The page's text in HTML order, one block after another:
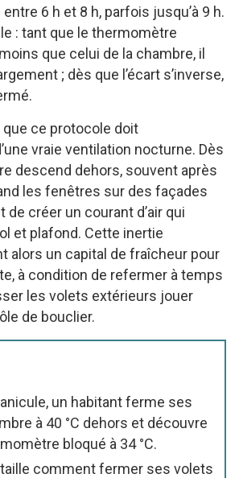
6 h et 8 h, parfois jusqu’à 9 h.
: tant que le thermomètre
que celui de la chambre, il
; dès que l’écart s’inverse,
que ce protocole doit
vraie ventilation nocturne. Dès
descend dehors, souvent après
les fenêtres sur des façades
créer un courant d’air qui
et plafond. Cette inertie
alors un capital de fraîcheur pour
à condition de refermer à temps
les volets extérieurs jouer
de bouclier.
un habitant ferme ses
à 40 °C dehors et découvre
bloqué à 34 °C.
comment fermer ses volets